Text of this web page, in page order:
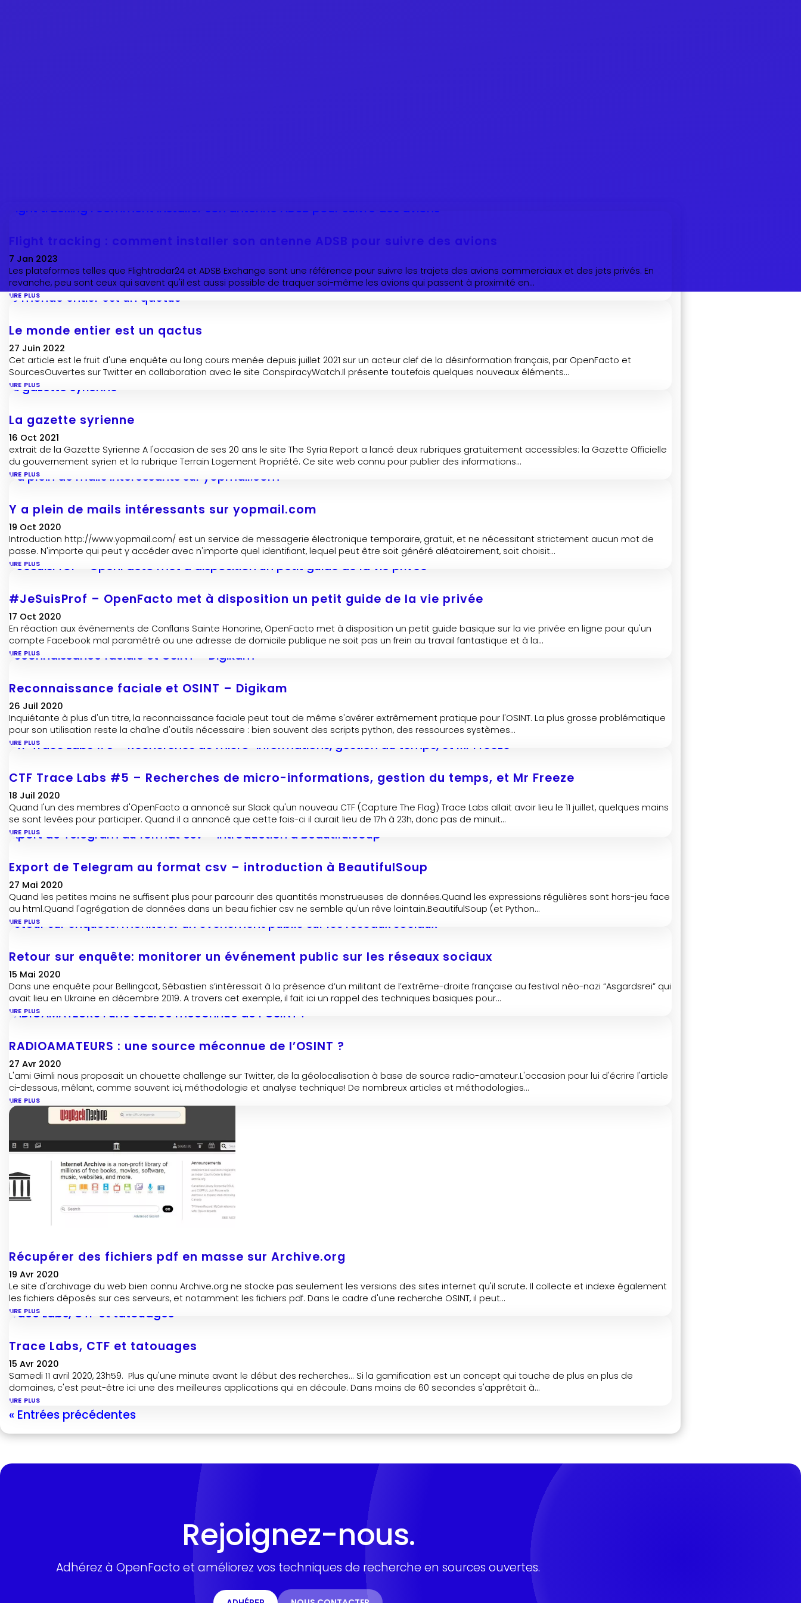
Flight tracking : comment installer son antenne ADSB pour suivre des avions
7 Jan 2023
Les plateformes telles que Flightradar24 et ADSB Exchange sont une référence pour suivre les trajets des avions commerciaux et des jets privés. En
revanche, peu sont ceux qui savent qu'il est aussi possible de traquer soi-même les avions qui passent à proximité en...
lire plus
Le monde entier est un qactus
27 Juin 2022
Cet article est le fruit d'une enquête au long cours menée depuis juillet 2021 sur un acteur clef de la désinformation français, par OpenFacto et
SourcesOuvertes sur Twitter en collaboration avec le site ConspiracyWatch.Il présente toutefois quelques nouveaux éléments...
lire plus
La gazette syrienne
16 Oct 2021
extrait de la Gazette Syrienne A l'occasion de ses 20 ans le site The Syria Report a lancé deux rubriques gratuitement accessibles: la Gazette Officielle
du gouvernement syrien et la rubrique Terrain Logement Propriété. Ce site web connu pour publier des informations...
lire plus
Y a plein de mails intéressants sur yopmail.com
19 Oct 2020
Introduction http://www.yopmail.com/ est un service de messagerie électronique temporaire, gratuit, et ne nécessitant strictement aucun mot de
passe. N'importe qui peut y accéder avec n'importe quel identifiant, lequel peut être soit généré aléatoirement, soit choisit...
lire plus
#JeSuisProf – OpenFacto met à disposition un petit guide de la vie privée
17 Oct 2020
En réaction aux événements de Conflans Sainte Honorine, OpenFacto met à disposition un petit guide basique sur la vie privée en ligne pour qu'un
compte Facebook mal paramétré ou une adresse de domicile publique ne soit pas un frein au travail fantastique et à la...
lire plus
Reconnaissance faciale et OSINT – Digikam
26 Juil 2020
Inquiétante à plus d'un titre, la reconnaissance faciale peut tout de même s'avérer extrêmement pratique pour l'OSINT. La plus grosse problématique
pour son utilisation reste la chaîne d'outils nécessaire : bien souvent des scripts python, des ressources systèmes...
lire plus
CTF Trace Labs #5 – Recherches de micro-informations, gestion du temps, et Mr Freeze
18 Juil 2020
Quand l'un des membres d'OpenFacto a annoncé sur Slack qu'un nouveau CTF (Capture The Flag) Trace Labs allait avoir lieu le 11 juillet, quelques mains
se sont levées pour participer. Quand il a annoncé que cette fois-ci il aurait lieu de 17h à 23h, donc pas de minuit...
lire plus
Export de Telegram au format csv – introduction à BeautifulSoup
27 Mai 2020
Quand les petites mains ne suffisent plus pour parcourir des quantités monstrueuses de données.Quand les expressions régulières sont hors-jeu face
au html.Quand l'agrégation de données dans un beau fichier csv ne semble qu'un rêve lointain.BeautifulSoup (et Python...
lire plus
Retour sur enquête: monitorer un événement public sur les réseaux sociaux
15 Mai 2020
Dans une enquête pour Bellingcat, Sébastien s’intéressait à la présence d’un militant de l’extrême-droite française au festival néo-nazi “Asgardsrei” qui
avait lieu en Ukraine en décembre 2019. A travers cet exemple, il fait ici un rappel des techniques basiques pour...
lire plus
RADIOAMATEURS : une source méconnue de l’OSINT ?
27 Avr 2020
L'ami Gimli nous proposait un chouette challenge sur Twitter, de la géolocalisation à base de source radio-amateur.L'occasion pour lui d'écrire l'article
ci-dessous, mêlant, comme souvent ici, méthodologie et analyse technique! De nombreux articles et méthodologies...
lire plus
Récupérer des fichiers pdf en masse sur Archive.org
19 Avr 2020
Le site d'archivage du web bien connu Archive.org ne stocke pas seulement les versions des sites internet qu'il scrute. Il collecte et indexe également
les fichiers déposés sur ces serveurs, et notamment les fichiers pdf. Dans le cadre d'une recherche OSINT, il peut...
lire plus
Trace Labs, CTF et tatouages
15 Avr 2020
Samedi 11 avril 2020, 23h59. Plus qu'une minute avant le début des recherches... Si la gamification est un concept qui touche de plus en plus de
domaines, c'est peut-être ici une des meilleures applications qui en découle. Dans moins de 60 secondes s'apprêtait à...
lire plus
« Entrées précédentes
Rejoignez-nous.
Adhérez à OpenFacto et améliorez vos techniques de recherche en sources ouvertes.